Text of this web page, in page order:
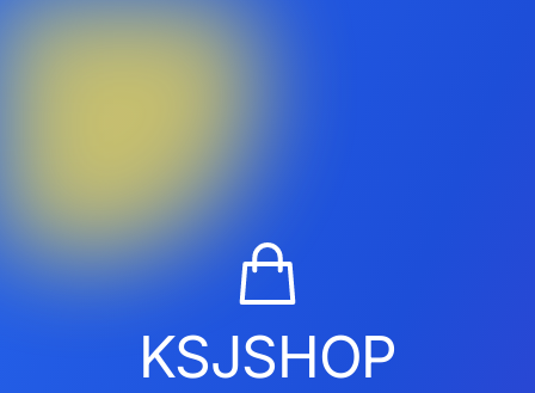
KSJSHOP